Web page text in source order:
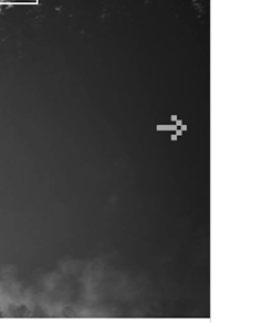
21 de marzo de 2019